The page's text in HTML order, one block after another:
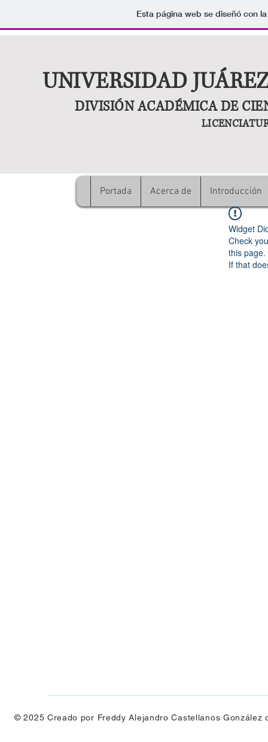
Esta página web se diseñó con
UNIVERSIDAD
DIVISIÓN ACADÉMICA DE
Portada Acerca de Introducción
Widget
Check
this page.
If that
© 2025 Creado por Freddy Alejandro Castellanos González